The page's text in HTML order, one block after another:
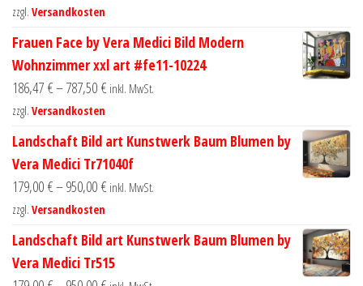
zzgl. Versandkosten
Frauen Face by Vera Medici Bild Modern
Wohnzimmer xxl art #fe11-10224
186,47 €–787,50 € inkl. MwSt.
zzgl. Versandkosten
Landschaft Bild art Kunstwerk Baum Blumen by
Vera Medici Tr71040f
179,00 €–950,00 € inkl. MwSt.
zzgl. Versandkosten
Landschaft Bild art Kunstwerk Baum Blumen by
Vera Medici Tr515